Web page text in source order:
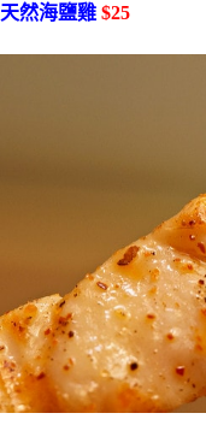
天然海鹽雞 $25